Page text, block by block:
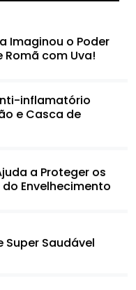
Imaginou o Poder
Romã com Uva!
inflamatório
e Casca de
a Proteger os
do Envelhecimento
Super Saudável